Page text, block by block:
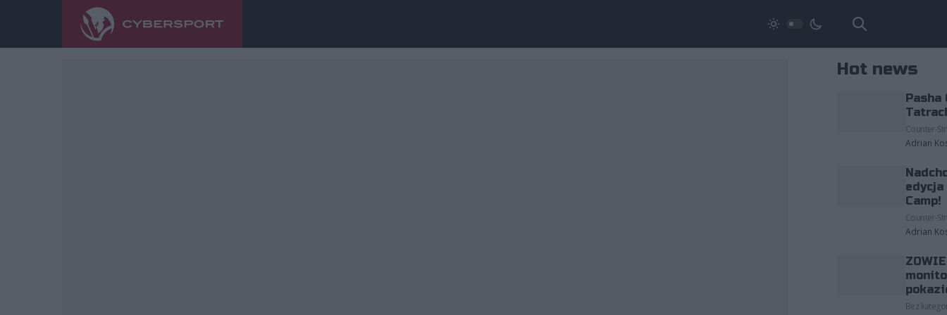
Hot news
Pasha
Counter-
Adrian
edycja
Camp!
Counter-
Adrian
Bez